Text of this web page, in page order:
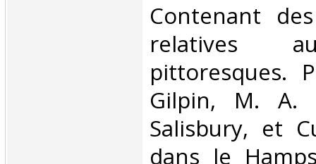
‎Contenant
relatives
pittoresques.
Gilpin, M. A.
Salisbury, et
dans le